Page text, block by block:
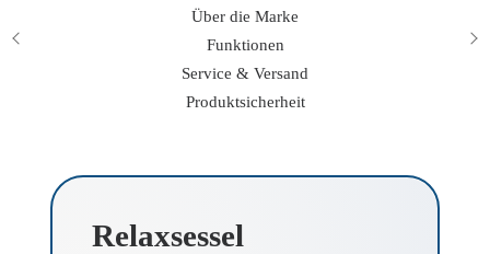
Über die Marke
Funktionen
Service & Versand
Produktsicherheit
Relaxsessel